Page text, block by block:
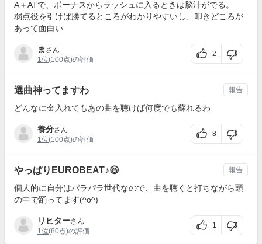
A＋ATで、ボーナスからラッシュに入るときは脳汁がでる。
弱点役を引けば勝てるところがわかりやすいし、叩きどころが
あって面白い
ま さん
1位(100点)の評価
2
選曲神ってますわ
どんなに金入れてもあの曲を聴けば何度でも蘇れるわ
養分さん
1位(100点)の評価
8
報告
やっぱりEUROBEAT♪😆
個人的に自分はパラパラ世代なので、曲を聴くと打ちながら頭
の中で踊ってます(^o^)
リヒターさん
1位(80点)の評価
1
報告